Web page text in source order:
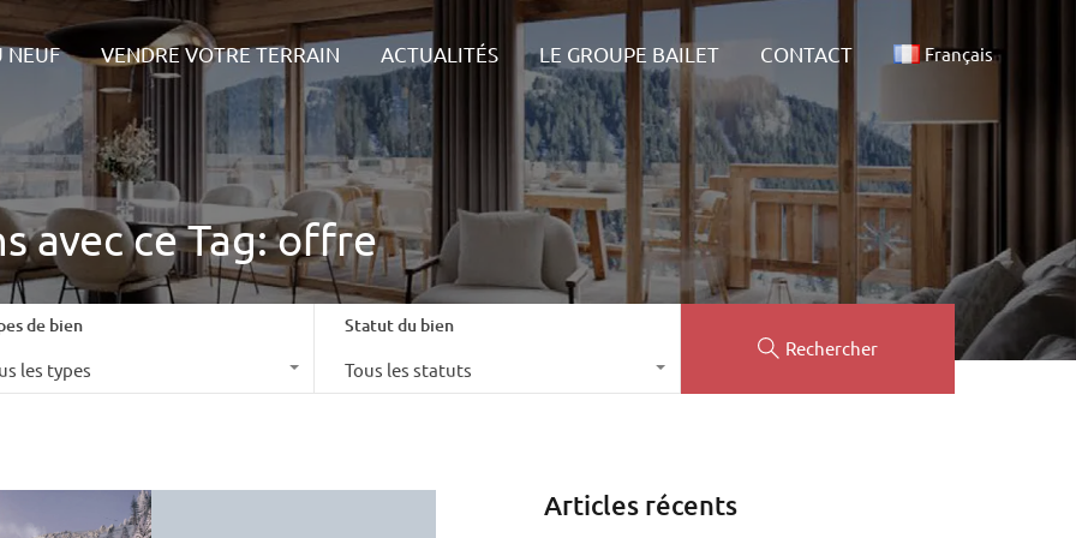
LES + DU NEUF VENDRE VOTRE TERRAIN ACTUALITÉS LE GROUPE BAILET CONTACT Français
NEUF VENDRE VOTRE TERRAIN ACTUALITÉS LE GROUPE BAILET CONTACT Français
avec ce Tag: offre
de bien
les types
Statut du bien
Tous les statuts
Rechercher
Articles récents